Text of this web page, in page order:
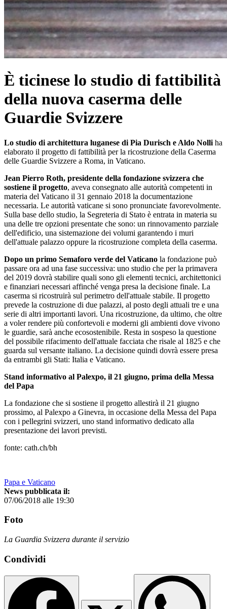
È ticinese lo studio di fattibilità
della nuova caserma delle
Guardie Svizzere
Lo studio di architettura luganese di Pia Durisch e Aldo Nolli ha
elaborato il progetto di fattibilità per la ricostruzione della Caserma
delle Guardie Svizzere a Roma, in Vaticano.
Jean Pierro Roth, presidente della fondazione svizzera che
sostiene il progetto, aveva consegnato alle autorità competenti in
materia del Vaticano il 31 gennaio 2018 la documentazione
necessaria. Le autorità vaticane si sono pronunciate favorevolmente.
Sulla base dello studio, la Segreteria di Stato è entrata in materia su
una delle tre opzioni presentate che sono: un rinnovamento parziale
dell'edificio, una sistemazione dei volumi garantendo i muri
dell'attuale palazzo oppure la ricostruzione completa della caserma.
Dopo un primo Semaforo verde del Vaticano la fondazione può
passare ora ad una fase successiva: uno studio che per la primavera
del 2019 dovrà stabilire quali sono gli elementi tecnici, architettonici
e finanziari necessari affinché venga presa la decisione finale. La
caserma si ricostruirà sul perimetro dell'attuale stabile. Il progetto
prevede la costruzione di due palazzi, al posto degli attuali tre e una
serie di altri importanti lavori. Una ricostruzione, da ultimo, che oltre
a voler rendere più confortevoli e moderni gli ambienti dove vivono
le guardie, sarà anche ecosostenibile. Resta in sospeso la questione
del possibile rifacimento dell'attuale facciata che risale al 1825 e che
guarda sul versante italiano. La decisione quindi dovrà essere presa
da entrambi gli Stati: Italia e Vaticano.
Stand informativo al Palexpo, il 21 giugno, prima della Messa
del Papa
La fondazione che si sostiene il progetto allestirà il 21 giugno
prossimo, al Palexpo a Ginevra, in occasione della Messa del Papa
con i pellegrini svizzeri, uno stand informativo dedicato alla
presentazione dei lavori previsti.
fonte: cath.ch/bh
Papa e Vaticano
News pubblicata il:
07/06/2018 alle 19:30
Foto
La Guardia Svizzera durante il servizio
Condividi